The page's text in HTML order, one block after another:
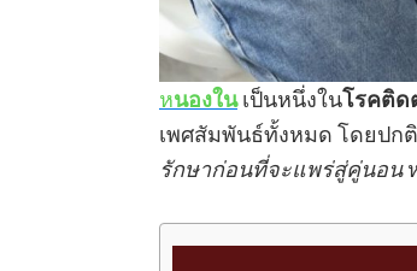
หนองในเป็นหนึ่งในโรคติด
เพศสัมพันธ์ทั้งหมด โดยปก
รักษาก่อนที่จะแพร่สู่คู่นอน